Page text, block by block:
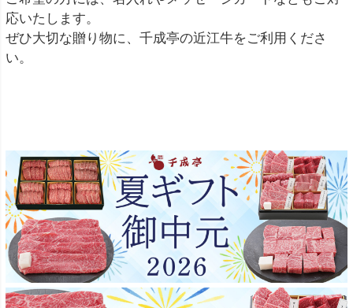
応いたします。
ぜひ大切な贈り物に、千成亭の近江牛をご利用くださ
い。